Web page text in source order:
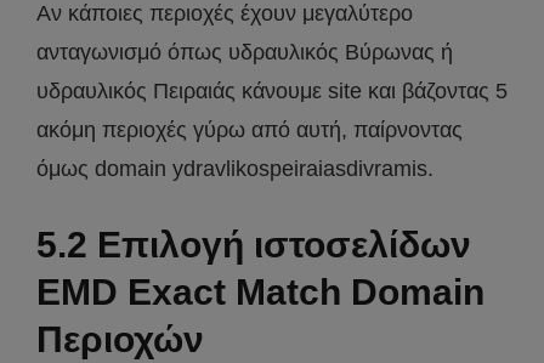
Αν κάποιες περιοχές έχουν μεγαλύτερο
ανταγωνισμό όπως υδραυλικός Βύρωνας ή
υδραυλικός Πειραιάς κάνουμε site και βάζοντας 5
ακόμη περιοχές γύρω από αυτή, παίρνοντας
όμως domain ydravlikospeiraiasdivramis.
5.2 Επιλογή ιστοσελίδων
EMD Exact Match Domain
Περιοχών